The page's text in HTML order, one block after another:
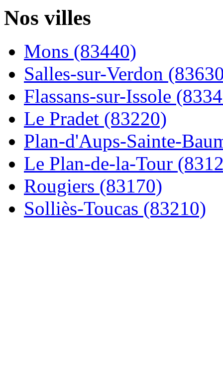
Nos villes
Mons (83440)
Salles-sur-Verdon
Flassans-sur-Issole
Le Pradet (83220)
Plan-d'Aups-Sainte-
Le Plan-de-la-Tour
Rougiers (83170)
Solliès-Toucas (83210)